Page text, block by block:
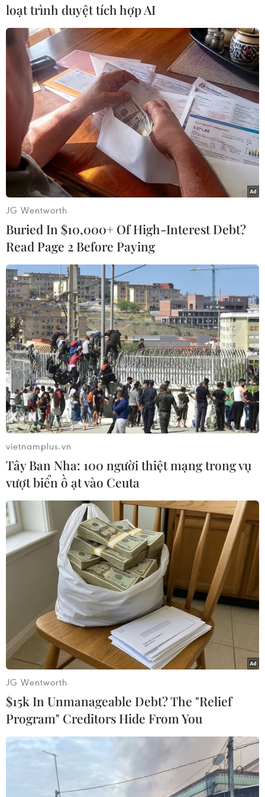
hình thức phát hàng thu tiền (COD)./.
(Vietnam+)
#Chè Thái Nguyên
#Thương mại điện tử
#Cơm cháy Ninh Bình
#Sàn thương mại Badasa
#VietnamPost
#Tin tức
#Tin tức mới nhất
#Tin tức 24h
#Tin tức mới nhất trong ngày
#Tin tức thời sự
#Tin tức hot
#Tin tức an ninh
#Tin tức hot
#An ninh #An ninh Nghệ An
#Thời sự
#Thời sự hôm nay
#Bản tin thời sự
#Tội phạm
#Truy nã
#Tội phạm hình sự #Hình sự
#Công an
#Vụ án
#Phạm pháp #Pháp luật
#Pháp đình
#Xã hội
#An ninh xã hội #Chính trị
#VietnamPlus
#Vietnam
#Plus
Theo dõi VietnamPlus
TIN LIÊN QUAN
Bưu điện trả kết quả chuyển giấy phép lái
loạt trình duyệt tích hợp AI
JG Wentworth
Buried In $10,000+ Of High-Interest Debt?
Read Page 2 Before Paying
vietnamplus.vn
Tây Ban Nha: 100 người thiệt mạng trong vụ
vượt biển ồ ạt vào Ceuta
JG Wentworth
$15k In Unmanageable Debt? The "Relief
Program" Creditors Hide From You